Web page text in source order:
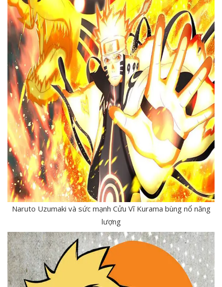
Naruto Uzumaki và sức mạnh Cửu Vĩ Kurama bùng nổ năng
lượng